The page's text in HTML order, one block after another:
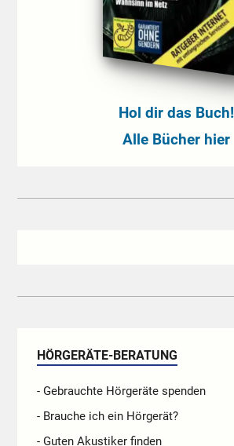
Hol dir das Buch!
Alle Bücher hier
HÖRGERÄTE-BERATUNG
- Gebrauchte Hörgeräte spenden
- Brauche ich ein Hörgerät?
- Guten Akustiker finden